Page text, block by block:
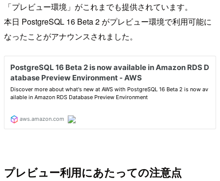
「プレビュー環境」がこれまでも提供されています。
本日 PostgreSQL 16 Beta 2 がプレビュー環境で利用可能に
なったことがアナウンスされました。
プレビュー利用にあたっての注意点